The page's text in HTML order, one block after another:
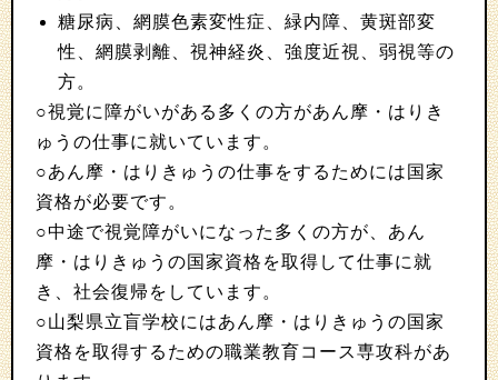
糖尿病、網膜色素変性症、緑内障、黄斑部変
性、網膜剥離、視神経炎、強度近視、弱視等の
方。
○視覚に障がいがある多くの方があん摩・はりき
ゅうの仕事に就いています。
○あん摩・はりきゅうの仕事をするためには国家
資格が必要です。
○中途で視覚障がいになった多くの方が、あん
摩・はりきゅうの国家資格を取得して仕事に就
き、社会復帰をしています。
○山梨県立盲学校にはあん摩・はりきゅうの国家
資格を取得するための職業教育コース専攻科があ